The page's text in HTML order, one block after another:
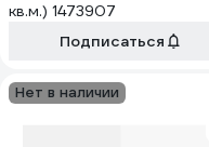
кв.м.) 1473907
Подписаться
Нет в наличии